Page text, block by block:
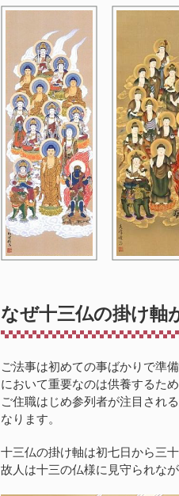
なぜ十三仏の掛け軸
ご法事は初めての事ばかりで準
において重要なのは供養するた
ご住職はじめ参列者が注目され
なります。
十三仏の掛け軸は初七日から三
故人は十三の仏様に見守られな